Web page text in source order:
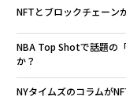
NFTとブロックチェーン
NBA Top Shotで話題の
か？
NYタイムズのコラムが